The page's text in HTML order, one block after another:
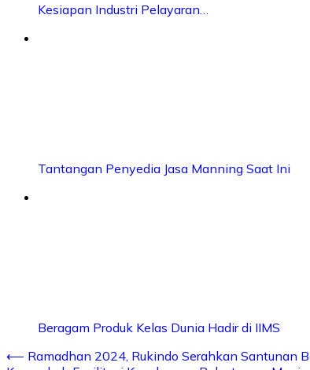
Kesiapan Industri Pelayaran…
Tantangan Penyedia Jasa Manning Saat Ini
Beragam Produk Kelas Dunia Hadir di IIMS
⟵ Ramadhan 2024, Rukindo Serahkan Santunan